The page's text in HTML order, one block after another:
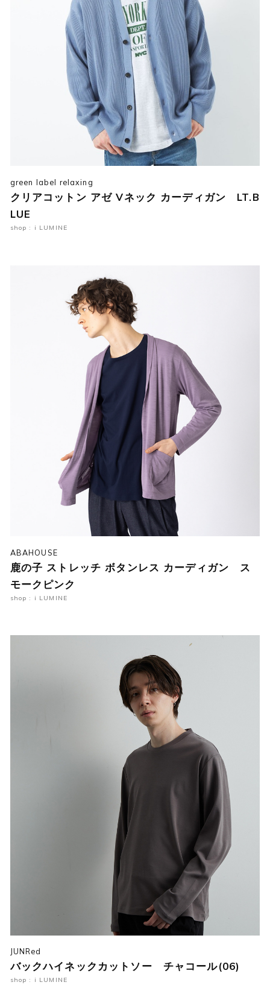
green label relaxing
クリアコットン アゼ Vネック カーディガン LT.B
LUE
shop : i LUMINE
ABAHOUSE
鹿の子 ストレッチ ボタンレス カーディガン ス
モークピンク
shop : i LUMINE
JUNRed
バックハイネックカットソー チャコール(06)
shop : i LUMINE